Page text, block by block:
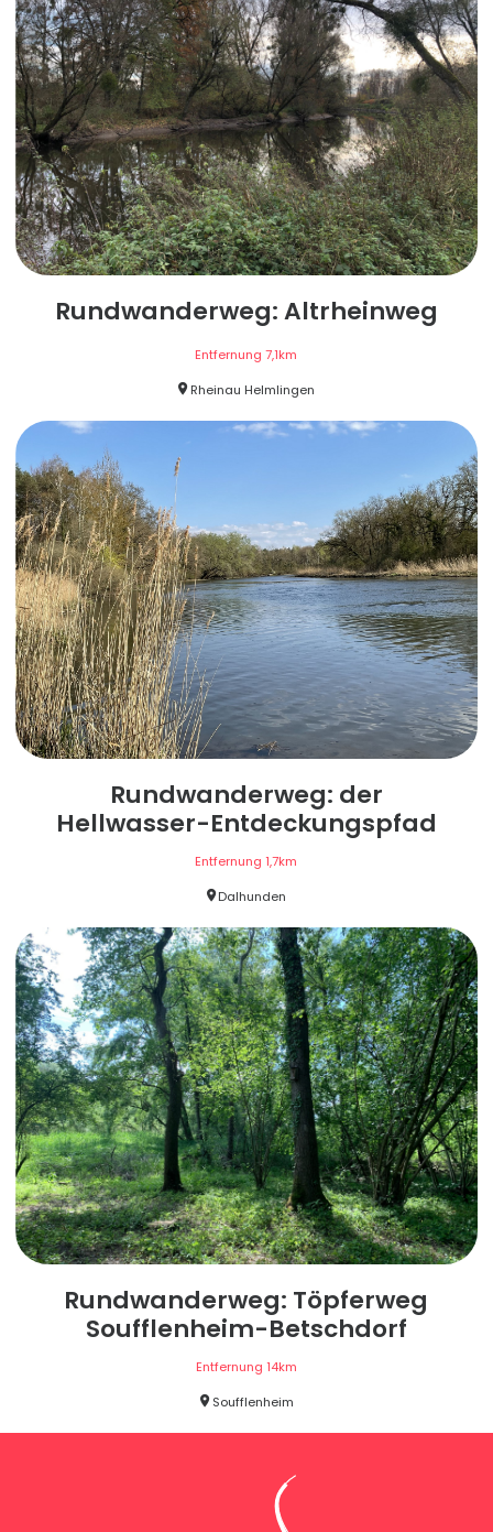
Rundwanderweg: Altrheinweg
Entfernung 7,1km
Rheinau Helmlingen
Rundwanderweg: der
Hellwasser-Entdeckungspfad
Entfernung 1,7km
Dalhunden
Rundwanderweg: Töpferweg
Soufflenheim-Betschdorf
Entfernung 14km
Soufflenheim